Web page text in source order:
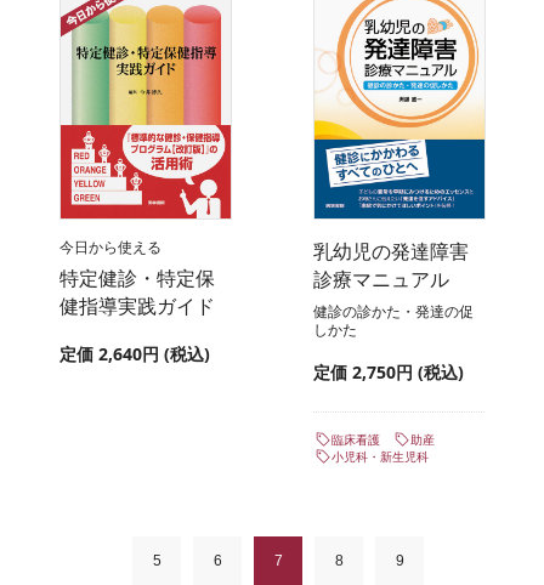
今日から使える
特定健診・特定保
健指導実践ガイド
定価 2,640円 (税込)
乳幼児の発達障害
診療マニュアル
健診の診かた・発達の促
しかた
定価 2,750円 (税込)
臨床看護
助産
小児科・新生児科
5 6 7 8 9